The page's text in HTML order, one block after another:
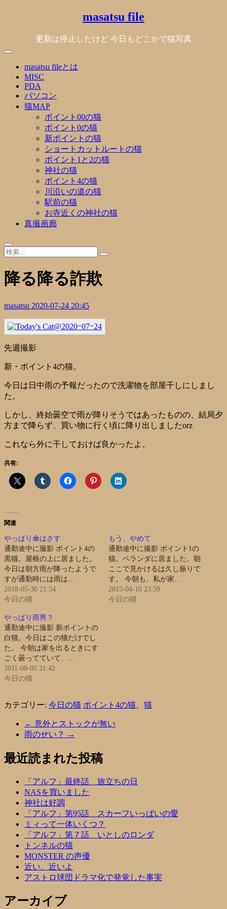
masatsu file
更新は停止したけど 今日もどこかで猫写真
masatsu fileとは
MISC
PDA
パソコン
猫MAP
ポイント00の猫
ポイント0の猫
新ポイントの猫
ショートカットルートの猫
ポイント1と2の猫
神社の猫
ポイント4の猫
川沿いの道の猫
駅前の猫
お寺近くの神社の猫
真撮画廊
降る降る詐欺
masatsu 2020-07-24 20:45
先週撮影
新・ポイント4の猫。
今日は日中雨の予報だったので洗濯物を部屋干しにしまし
た。
しかし、終始曇空で雨が降りそうではあったものの、結局夕
方まで降らず、買い物に行く頃に降り出しましたorz
これなら外に干しておけば良かったよ。
共有:
関連
やっぱり傘はさす
通勤途中に撮影 ポイント4の
黒猫。屋根の上に居ました。
今日は朝方雨が降ったようで
すが通勤時には雨は…
2018-05-30 21:54
今日の猫
もう、やめて
通勤途中に撮影 ポイント1の
猫。ベランダに居ました。朝
ここで見かけるは久し振りで
す。 今朝も、私が家…
2015-04-10 23:59
今日の猫
やっぱり雨男？
通勤途中に撮影 新ポイントの
白猫。今日はこの猫だけでし
た。 今朝は家を出るときにす
ごく曇ってていて、…
2011-08-05 21:42
今日の猫
カテゴリー: 今日の猫 ポイント4の猫 猫
← 意外とストックが無い
雨のせい？
→
最近読まれた投稿
「アルフ」最終話 旅立ちの日
NASを買いました
神社は好調
「アルフ」第95話 スカーフいっぱいの愛
ミィって一体いくつ？
「アルフ」第７話 いとしのロンダ
トンネルの猫
MONSTER の声優
近い、近いよ
アストロ球団ドラマ化で発覚した事実
アーカイブ